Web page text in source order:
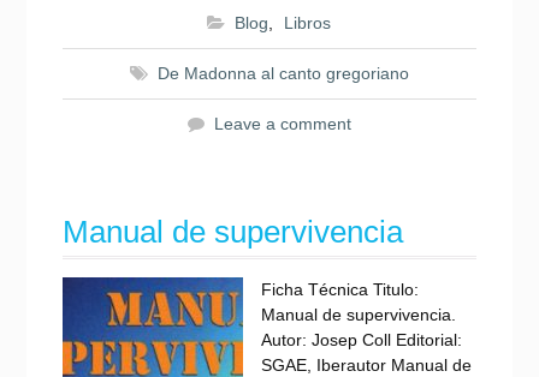
Blog Libros
De Madonna al canto gregoriano
Leave a comment
Manual de supervivencia
Ficha Técnica Titulo:
Manual de supervivencia.
Autor: Josep Coll Editorial:
SGAE, Iberautor Manual de